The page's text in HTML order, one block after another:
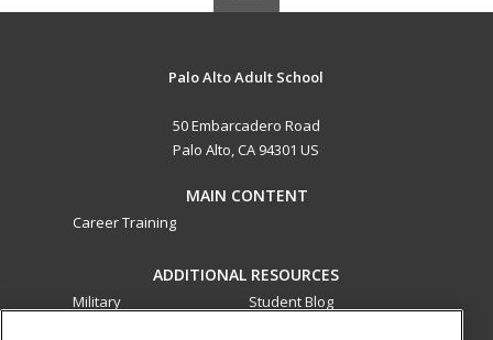
Palo Alto Adult School
50 Embarcadero Road
Palo Alto, CA 94301 US
MAIN CONTENT
Career Training
ADDITIONAL RESOURCES
Military
Student Blog